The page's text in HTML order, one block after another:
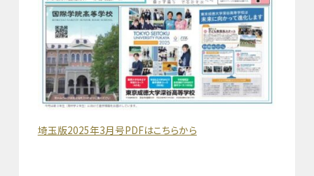
埼玉版2025年3月号PDFはこちらから